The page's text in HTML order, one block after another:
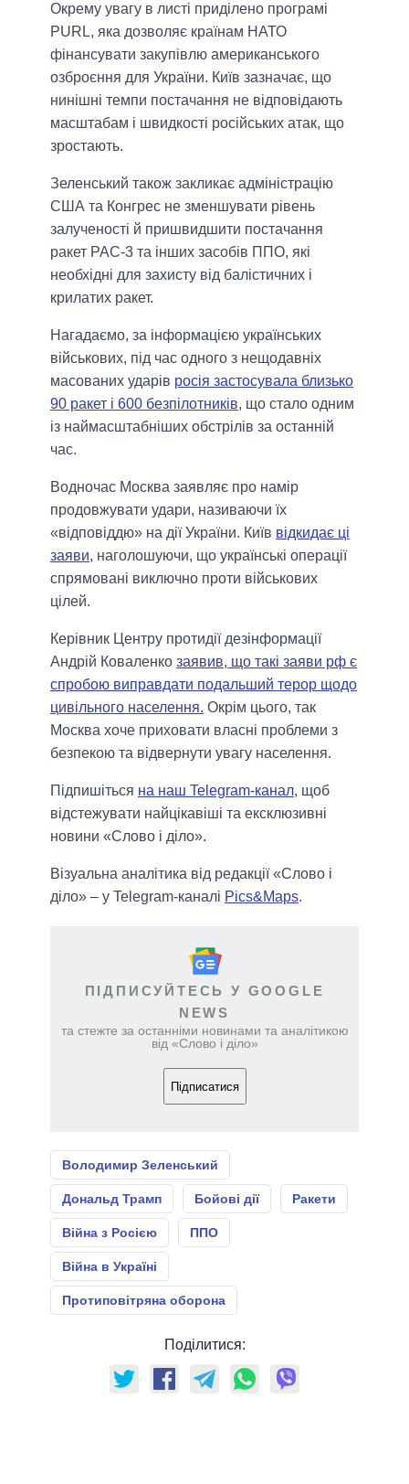
Окрему увагу в листі приділено програмі
PURL, яка дозволяє країнам НАТО
фінансувати закупівлю американського
озброєння для України. Київ зазначає, що
нинішні темпи постачання не відповідають
масштабам і швидкості російських атак, що
зростають.
Зеленський також закликає адміністрацію
США та Конгрес не зменшувати рівень
залученості й пришвидшити постачання
ракет PAC-3 та інших засобів ППО, які
необхідні для захисту від балістичних і
крилатих ракет.
Нагадаємо, за інформацією українських
військових, під час одного з нещодавніх
масованих ударів росія застосувала близько
90 ракет і 600 безпілотників, що стало одним
із наймасштабніших обстрілів за останній
час.
Водночас Москва заявляє про намір
продовжувати удари, називаючи їх
«відповіддю» на дії України. Київ відкидає ці
заяви, наголошуючи, що українські операції
спрямовані виключно проти військових
цілей.
Керівник Центру протидії дезінформації
Андрій Коваленко заявив, що такі заяви рф є
спробою виправдати подальший терор щодо
цивільного населення. Окрім цього, так
Москва хоче приховати власні проблеми з
безпекою та відвернути увагу населення.
Підпишіться на наш Telegram-канал, щоб
відстежувати найцікавіші та ексклюзивні
новини «Слово і діло».
Візуальна аналітика від редакції «Слово і
діло» – у Telegram-каналі Pics&Maps.
ПІДПИСУЙТЕСЬ У GOOGLE
NEWS
та стежте за останніми новинами та аналітикою
від «Слово і діло»
Підписатися
Володимир Зеленський
Дональд Трамп Бойові дії Ракети
Війна з Росією ППО
Війна в Україні
Протиповітряна оборона
Поділитися: